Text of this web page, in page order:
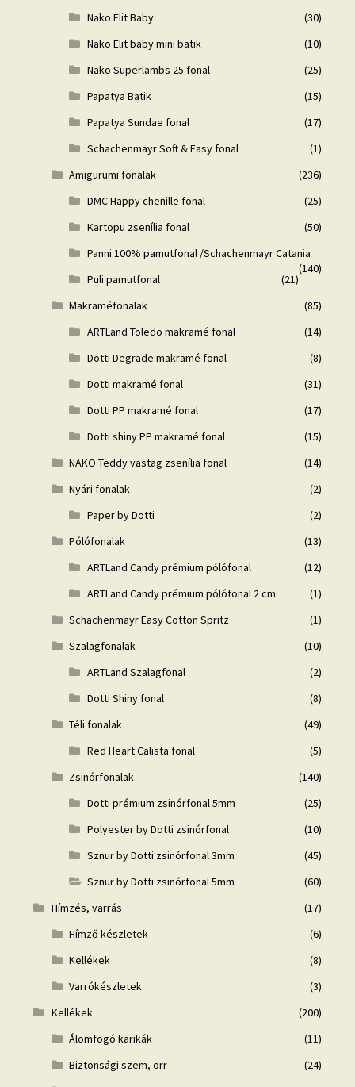
Nako Elit Baby
(30)
Nako Elit baby mini batik
(10)
Nako Superlambs 25 fonal
(25)
Papatya Batik
(15)
Papatya Sundae fonal
(17)
Schachenmayr Soft & Easy fonal
(1)
Amigurumi fonalak
(236)
DMC Happy chenille fonal
(25)
Kartopu zsenília fonal
(50)
Panni 100% pamutfonal /Schachenmayr Catania
(140)
Puli pamutfonal
(21)
Makraméfonalak
(85)
ARTLand Toledo makramé fonal
(14)
Dotti Degrade makramé fonal
(8)
Dotti makramé fonal
(31)
Dotti PP makramé fonal
(17)
Dotti shiny PP makramé fonal
(15)
NAKO Teddy vastag zsenília fonal
(14)
Nyári fonalak
(2)
Paper by Dotti
(2)
Pólófonalak
(13)
ARTLand Candy prémium pólófonal
(12)
ARTLand Candy prémium pólófonal 2 cm
(1)
Schachenmayr Easy Cotton Spritz
(1)
Szalagfonalak
(10)
ARTLand Szalagfonal
(2)
Dotti Shiny fonal
(8)
Téli fonalak
(49)
Red Heart Calista fonal
(5)
Zsinórfonalak
(140)
Dotti prémium zsinórfonal 5mm
(25)
Polyester by Dotti zsinórfonal
(10)
Sznur by Dotti zsinórfonal 3mm
(45)
Sznur by Dotti zsinórfonal 5mm
(60)
Hímzés, varrás
(17)
Hímző készletek
(6)
Kellékek
(8)
Varrókészletek
(3)
Kellékek
(200)
Álomfogó karikák
(11)
Biztonsági szem, orr
(24)